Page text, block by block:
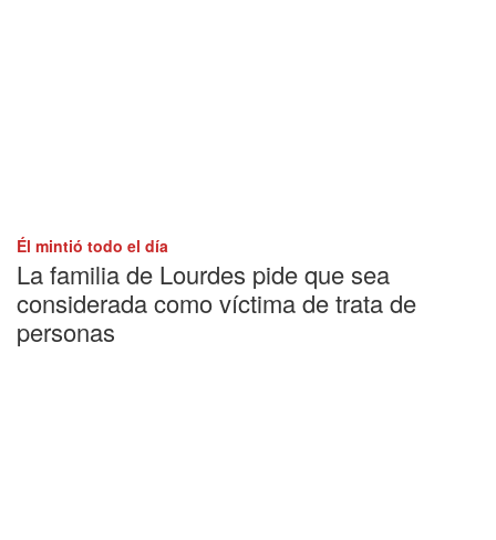
Él mintió todo el día
La familia de Lourdes pide que sea
considerada como víctima de trata de
personas